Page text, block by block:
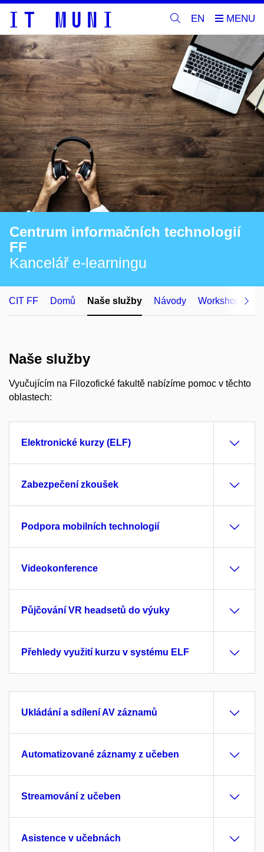
EN
Centrum informačních technologií
FF
Kancelář e-learningu
CIT FF Domů Naše služby Návody Workshopy
Naše služby
Vyučujícím na Filozofické fakultě nabízíme pomoc v těchto
oblastech:
Elektronické kurzy (ELF)
Zabezpečení zkoušek
Podpora mobilních technologií
Videokonference
Půjčování VR headsetů do výuky
Přehledy využití kurzu v systému ELF
Ukládání a sdílení AV záznamů
Automatizované záznamy z učeben
Streamování z učeben
Asistence v učebnách